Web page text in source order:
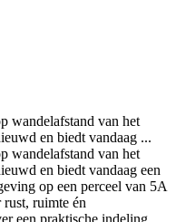
wandelafstand van het
en biedt vandaag ...
wandelafstand van het
en biedt vandaag een
op een perceel van 5A
ruimte én
een praktische indeling